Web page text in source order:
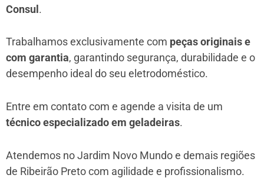
Consul.
Trabalhamos exclusivamente com peças originais e
com garantia, garantindo segurança, durabilidade e o
desempenho ideal do seu eletrodoméstico.
Entre em contato com e agende a visita de um
técnico especializado em geladeiras.
Atendemos no Jardim Novo Mundo e demais regiões
de Ribeirão Pretocom agilidade e profissionalismo.